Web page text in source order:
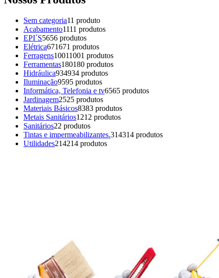
Sem categoria11 produto
Acabamento1111 produtos
EPI´S5656 produtos
Elétrica671671 produtos
Ferragens10011001 produtos
Ferramentas180180 produtos
Hidráulica934934 produtos
Iluminação9595 produtos
Informática, Telefonia e tv6565 produtos
Jardinagem2525 produtos
Materiais Básicos8383 produtos
Metais Sanitários1212 produtos
Sanitários22 produtos
Tintas e impermeabilizantes.314314 produtos
Utilidades214214 produtos